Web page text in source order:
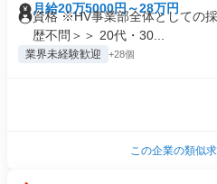
月給20万5000円～28万円
資格 ※HV事業部全体としての
歴不問＞＞ 20代・30...
業界未経験歓迎 +28個
この企業の類似